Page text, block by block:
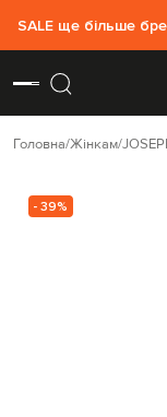
SALE ще більше
Головна Жінкам
- 39%